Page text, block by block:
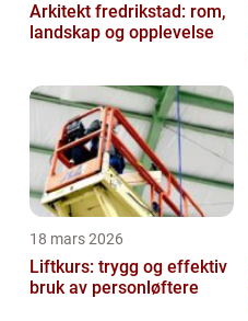
Arkitekt fredrikstad: rom,
landskap og opplevelse
18 mars 2026
Liftkurs: trygg og effektiv
bruk av personløftere